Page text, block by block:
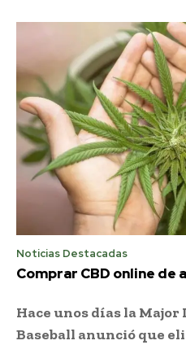
Noticias Destacadas
Comprar CBD online de
Hace unos días la Major
Baseball anunció que